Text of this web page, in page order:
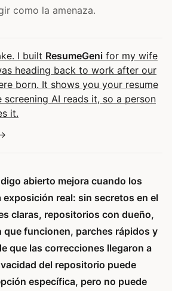
como la amenaza.
I built ResumeGeni for my wife
heading back to work after our
born. It shows you your resume
screening AI reads it, so a person
it.
abierto mejora cuando los
real: sin secretos en el
claras, repositorios con dueño,
que funcionen, parches rápidos y
que las correcciones llegaron a
del repositorio puede
específica, pero no puede